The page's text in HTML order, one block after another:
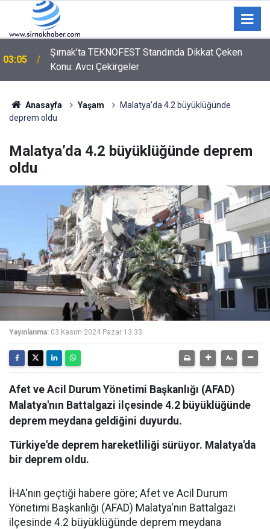
03:05
Şırnak’ta TEKNOFEST Standında Dikkat Çeken
02:00 Kozan'da zincirleme trafik kazası: 2 yaralı
Anasayfa Yaşam
Malatya’da 4.2 büyüklüğünde
deprem oldu
Malatya’da 4.2 büyüklüğünde deprem
oldu
Yayınlanma: 03 Kasım 2024 Pazar 13:33
Afet ve Acil Durum Yönetimi Başkanlığı (AFAD)
Malatya'nın Battalgazi ilçesinde 4.2 büyüklüğünde
deprem meydana geldiğini duyurdu.
Türkiye'de deprem hareketliliği sürüyor. Malatya'da
bir deprem oldu.
İHA'nın geçtiği habere göre; Afet ve Acil Durum
Yönetimi Başkanlığı (AFAD) Malatya'nın Battalgazi
ilçesinde 4.2 büyüklüğünde deprem meydana